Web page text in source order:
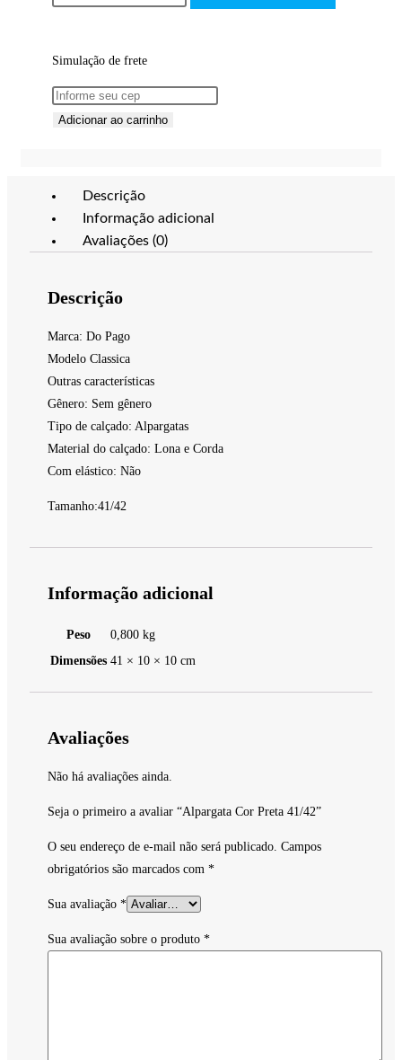
Simulação de frete
Adicionar ao carrinho
Descrição
Informação adicional
Avaliações (0)
Descrição
Marca: Do Pago
Modelo Classica
Outras características
Gênero: Sem gênero
Tipo de calçado: Alpargatas
Material do calçado: Lona e Corda
Com elástico: Não
Tamanho:41/42
Informação adicional
Peso
0,800 kg
Dimensões 41 × 10 × 10 cm
Avaliações
Não há avaliações ainda.
Seja o primeiro a avaliar “Alpargata Cor Preta 41/42”
O seu endereço de e-mail não será publicado. Campos
obrigatórios são marcados com *
Sua avaliação *
Sua avaliação sobre o produto *